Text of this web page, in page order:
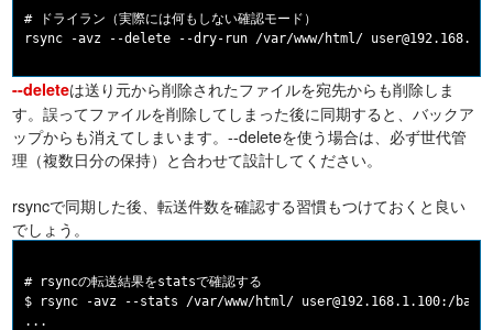
# ドライラン（実際には何もしない確認モード）
--deleteは送り元から削除されたファイルを宛先からも削除しま
す。誤ってファイルを削除してしまった後に同期すると、バックア
ップからも消えてしまいます。--deleteを使う場合は、必ず世代管
理（複数日分の保持）と合わせて設計してください。
rsyncで同期した後、転送件数を確認する習慣もつけておくと良い
でしょう。
# rsyncの転送結果をstatsで確認する
$ rsync -avz --stats /var/www/html/ user@192.168.1.100:/
...